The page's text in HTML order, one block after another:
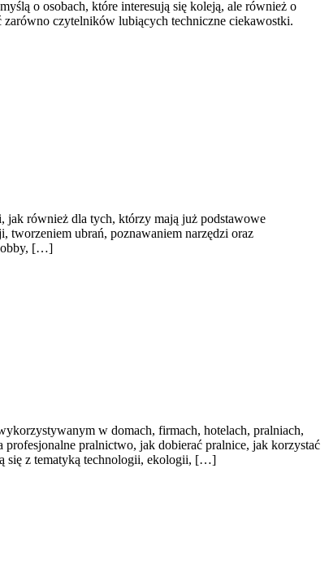
o osobach, które interesują się koleją, ale również o
zarówno czytelników lubiących techniczne ciekawostki.
jak również dla tych, którzy mają już podstawowe
tworzeniem ubrań, poznawaniem narzędzi oraz
[…]
w domach, firmach, hotelach, pralniach,
profesjonalne pralnictwo, jak dobierać pralnice, jak korzystać
się z tematyką technologii, ekologii, […]